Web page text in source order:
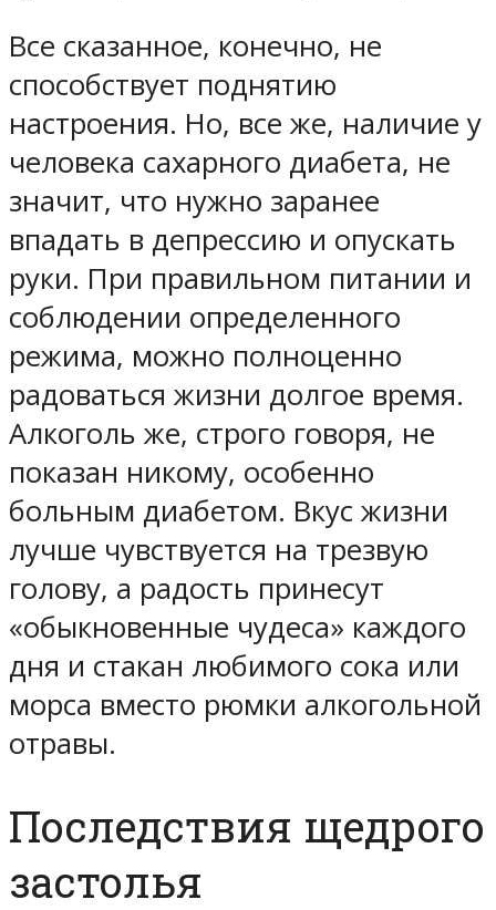
Все сказанное, конечно, не
способствует поднятию
настроения. Но, все же, наличие у
человека сахарного диабета, не
значит, что нужно заранее
впадать в депрессию и опускать
руки. При правильном питании и
соблюдении определенного
режима, можно полноценно
радоваться жизни долгое время.
Алкоголь же, строго говоря, не
показан никому, особенно
больным диабетом. Вкус жизни
лучше чувствуется на трезвую
голову, а радость принесут
«обыкновенные чудеса» каждого
дня и стакан любимого сока или
морса вместо рюмки алкогольной
отравы.
Последствия щедрого
застолья